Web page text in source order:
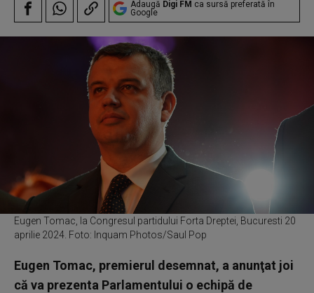
Adaugă Digi FM ca sursă preferată în
Google
Eugen Tomac, la Congresul partidului Forta Dreptei, Bucuresti 20
aprilie 2024. Foto: Inquam Photos/Saul Pop
Eugen Tomac, premierul desemnat, a anunţat joi
că va prezenta Parlamentului o echipă de